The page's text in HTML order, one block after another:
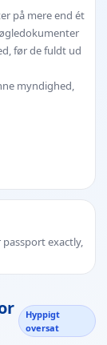
på mere end ét
før de fuldt ud
myndighed,
exactly,
Hyppigt
oversat